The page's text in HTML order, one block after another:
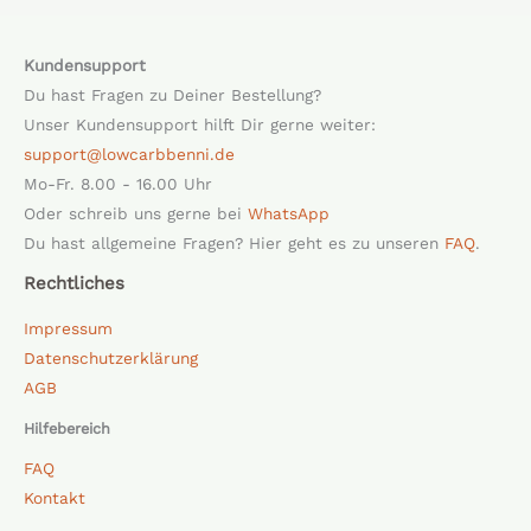
Kundensupport
Du hast Fragen zu Deiner Bestellung?
Unser Kundensupport hilft Dir gerne weiter:
support@lowcarbbenni.de
Mo-Fr. 8.00 - 16.00 Uhr
Oder schreib uns gerne bei WhatsApp
Du hast allgemeine Fragen? Hier geht es zu unseren FAQ.
Rechtliches
Impressum
Datenschutzerklärung
AGB
Hilfebereich
FAQ
Kontakt